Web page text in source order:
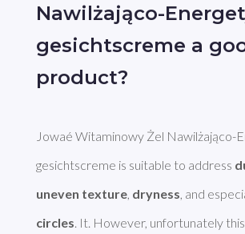
Nawilżająco-
gesichtscreme a
product?
Jowaé Witaminowy Żel Nawilżająco-
gesichtscreme is suitable to address
uneven texture, dryness, and
circles. It. However, unfortunately